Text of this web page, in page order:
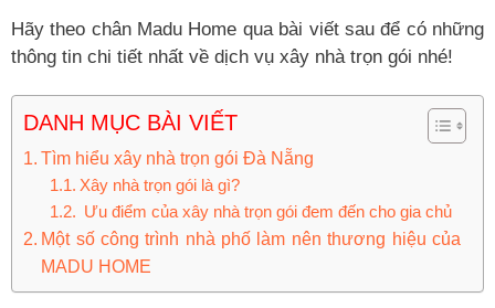
Hãy theo chân Madu Home qua bài viết sau để có những
thông tin chi tiết nhất về dịch vụ xây nhà trọn gói nhé!
DANH MỤC BÀI VIẾT
Tìm hiểu xây nhà trọn gói Đà Nẵng
Xây nhà trọn gói là gì?
Ưu điểm của xây nhà trọn gói đem đến cho gia chủ
Một số công trình nhà phố làm nên thương hiệu của
MADU HOME